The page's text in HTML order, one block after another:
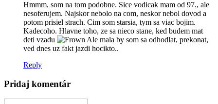
Hmmm, som na tom podobne. Sice vodicak mam od 97., ale
nesoferujem. Najskor nebolo na com, neskor nebol dovod a
potom prisiel strach. Cim som starsia, tym sa viac bojim.
Kadecoho. Hlavne toho, ze sa nieco stane, ked budem mat
deti vzadu
Ale mala by som sa odhodlat, prekonat,
ved dnes uz fakt jazdi hocikto..
Reply
Pridaj komentár